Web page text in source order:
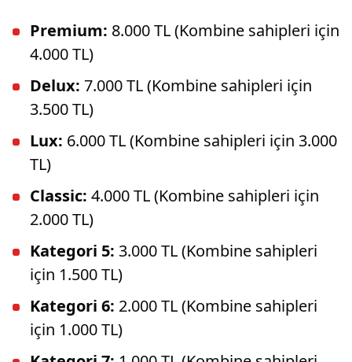
Premium: 8.000 TL (Kombine sahipleri için
4.000 TL)
Delux: 7.000 TL (Kombine sahipleri için
3.500 TL)
Lux: 6.000 TL (Kombine sahipleri için 3.000
TL)
Classic: 4.000 TL (Kombine sahipleri için
2.000 TL)
Kategori 5: 3.000 TL (Kombine sahipleri
için 1.500 TL)
Kategori 6: 2.000 TL (Kombine sahipleri
için 1.000 TL)